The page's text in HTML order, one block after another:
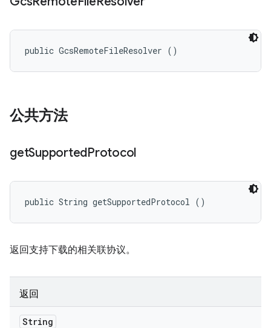
public GcsRemoteFileResolver ()
公共方法
getSupportedProtocol
public String getSupportedProtocol ()
返回支持下载的相关联协议。
返回
String